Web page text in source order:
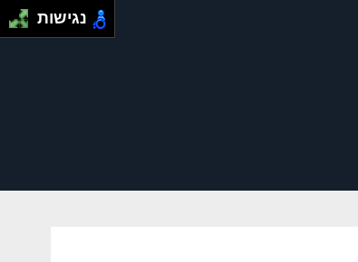
נגישות